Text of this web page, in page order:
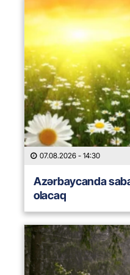
07.08.2026 - 14:30
Azərbaycanda
olacaq